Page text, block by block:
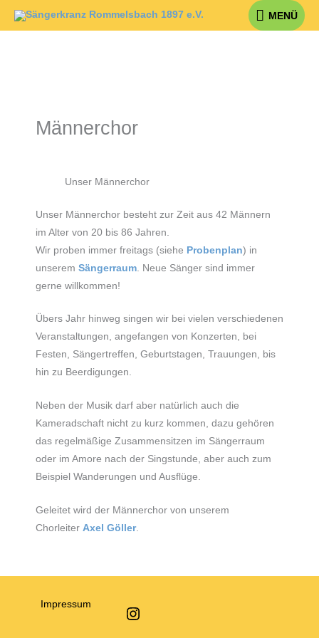
Zum
MENÜ
MENÜ
Männerchor
Unser Männerchor
Unser Männerchor besteht zur Zeit aus 42 Männern
im Alter von 20 bis 86 Jahren.
Wir proben immer freitags (siehe Probenplan) in
unserem Sängerraum . Neue Sänger sind immer
gerne willkommen!
Übers Jahr hinweg singen wir bei vielen verschiedenen
Veranstaltungen, angefangen von Konzerten, bei
Festen, Sängertreffen, Geburtstagen, Trauungen, bis
hin zu Beerdigungen.
Neben der Musik darf aber natürlich auch die
Kameradschaft nicht zu kurz kommen, dazu gehören
das regelmäßige Zusammensitzen im Sängerraum
oder im Amore nach der Singstunde, aber auch zum
Beispiel Wanderungen und Ausflüge.
Geleitet wird der Männerchor von unserem
Chorleiter Axel Göller.
Impressum Instagram